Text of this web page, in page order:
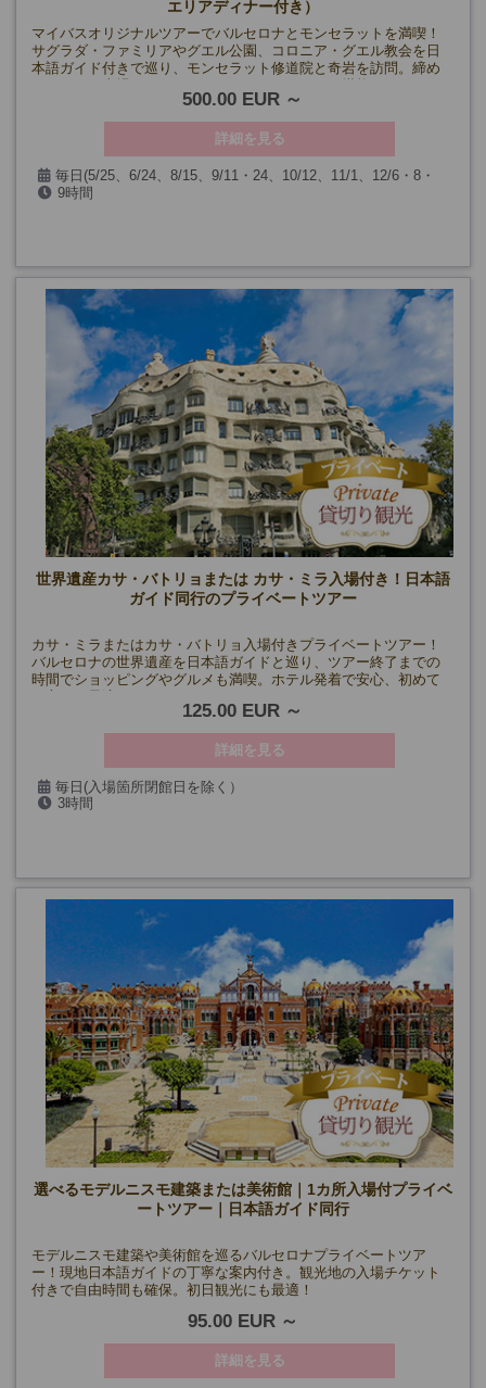
エリアディナー付き）
マイバスオリジナルツアーでバルセロナとモンセラットを満喫！
サグラダ・ファミリアやグエル公園、コロニア・グエル教会を日
本語ガイド付きで巡り、モンセラット修道院と奇岩を訪問。締め
500.00 EUR
詳細を見る
毎日(5/25、6/24、8/15、9/11・24、10/12、11/1、12/6・8・
24・25・26・31、1/1・6、および見学箇所の閉館日、天候の都合
9時間
世界遺産カサ・バトリョまたは カサ・ミラ入場付き！日本語
ガイド同行のプライベートツアー
カサ・ミラまたはカサ・バトリョ入場付きプライベートツアー！
バルセロナの世界遺産を日本語ガイドと巡り、ツアー終了までの
時間でショッピングやグルメも満喫。ホテル発着で安心、初めて
125.00 EUR
詳細を見る
毎日(入場箇所閉館日を除く）
3時間
選べるモデルニスモ建築または美術館｜1カ所入場付プライベ
ートツアー｜日本語ガイド同行
モデルニスモ建築や美術館を巡るバルセロナプライベートツア
ー！現地日本語ガイドの丁寧な案内付き。観光地の入場チケット
付きで自由時間も確保。初日観光にも最適！
95.00 EUR
詳細を見る